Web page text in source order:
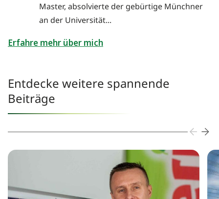
Master, absolvierte der gebürtige Münchner
an der Universität...
Erfahre mehr über mich
Entdecke weitere spannende
Beiträge